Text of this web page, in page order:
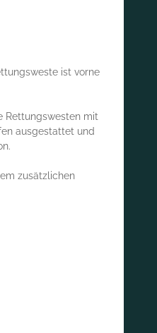
ist vorne
Rettungswesten mit
ausgestattet und
zusätzlichen